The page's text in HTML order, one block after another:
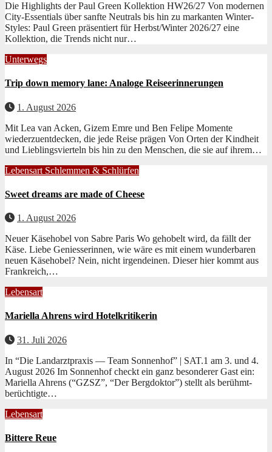
Die Highlights der Paul Green Kollektion HW26/27 Von mod­er­nen
City-Essen­tials über san­fte Neu­trals bis hin zu markan­ten Win­ter-
Styles: Paul Green präsen­tiert für Herbst/Winter 2026/27 eine
Kollek­tion, die Trends nicht nur…
Unterwegs
Trip down memory lane: Analoge Reiseerinnerungen
1. August 2026
Mit Lea van Acken, Gizem Emre und Ben Felipe Momente
wiederzuentdecken, die jede Reise prägen Von Orten der Kind­heit
und Lieblingsvierteln bis hin zu den Men­schen, die sie auf ihrem…
Lebensart Schlemmen & Schlürfen
Sweet dreams are made of Cheese
1. August 2026
Neuer Käsehobel von Sabre Paris Wo geho­belt wird, da fällt der
Käse. Liebe Geniesserin­nen, wie wäre es mit einem wun­der­baren
neuen Käse­ho­bel? Nein, nicht irgen­deinen. Dieser hier kommt aus
Frankre­ich,…
Lebensart
Mariella Ahrens wird Hotelkritikerin
31. Juli 2026
In “Die Landarztpraxis — Team Sonnenhof” | SAT.1 am 3. und 4.
August 2026 Im Son­nen­hof checkt ein ganz beson­der­er Gast ein:
Mariel­la Ahrens (“GZSZ”, “Der Bergdok­tor”) stellt als berühmt-
berüchtigte…
Lebensart
Bittere Reue